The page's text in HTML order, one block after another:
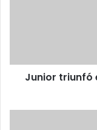
de
Junior triunfó